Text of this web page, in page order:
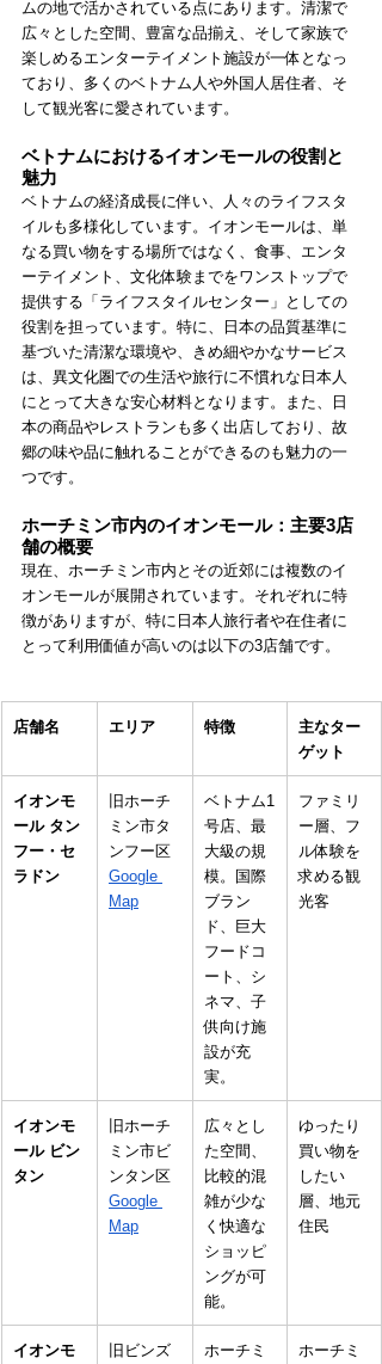
ムの地で活かされている点にあります。清潔で
広々とした空間、豊富な品揃え、そして家族で
楽しめるエンターテイメント施設が一体となっ
ており、多くのベトナム人や外国人居住者、そ
して観光客に愛されています。
ベトナムにおけるイオンモールの役割と
魅力
ベトナムの経済成長に伴い、人々のライフスタ
イルも多様化しています。イオンモールは、単
なる買い物をする場所ではなく、食事、エンタ
ーテイメント、文化体験までをワンストップで
提供する「ライフスタイルセンター」としての
役割を担っています。特に、日本の品質基準に
基づいた清潔な環境や、きめ細やかなサービス
は、異文化圏での生活や旅行に不慣れな日本人
にとって大きな安心材料となります。また、日
本の商品やレストランも多く出店しており、故
郷の味や品に触れることができるのも魅力の一
つです。
ホーチミン市内のイオンモール：主要3店
舗の概要
現在、ホーチミン市内とその近郊には複数のイ
オンモールが展開されています。それぞれに特
徴がありますが、特に日本人旅行者や在住者に
とって利用価値が高いのは以下の3店舗です。
店舗名 エリア 特徴
主なター
ゲット
イオンモ
ール タン
フー・セ
ラドン
旧ホーチ
ミン市タ
ンフー区
Google
Map
ベトナム1
号店、最
大級の規
模。国際
ブラン
ド、巨大
フードコ
ート、シ
ネマ、子
供向け施
設が充
実。
ファミリ
ー層、フ
ル体験を
求める観
光客
イオンモ
ール ビン
タン
旧ホーチ
ミン市ビ
ンタン区
Google
Map
広々とし
た空間、
比較的混
雑が少な
く快適な
ショッピ
ングが可
能。
ゆったり
買い物を
したい
層、地元
住民
イオンモ
旧ビンズ
ホーチミ
ホーチミ